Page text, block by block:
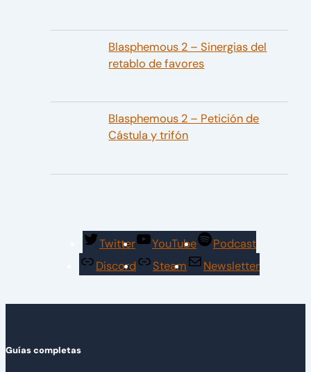
Blasphemous 2 – Sinergias del
retablo de favores
Blasphemous 2 – Petición de
Cástula y trifón
Twitter YouTube
Podcast
Discord
Steam Newsletter
Guías completas